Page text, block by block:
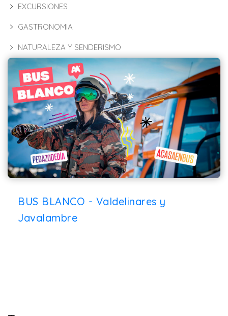
EXCURSIONES
GASTRONOMIA
NATURALEZA Y SENDERISMO
BUS BLANCO - Valdelinares y
Javalambre